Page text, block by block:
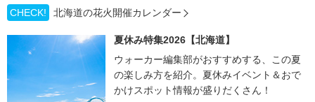
CHECK!
北海道の花火開催カレンダー
夏休み特集2026【北海道】
ウォーカー編集部がおすすめする、この夏
の楽しみ方を紹介。夏休みイベント＆おで
かけスポット情報が盛りだくさん！